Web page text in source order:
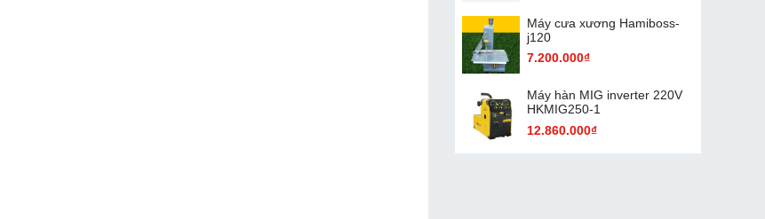
Máy cưa xương Hamiboss-
j120
7.200.000₫
Máy hàn MIG inverter 220V
HKMIG250-1
12.860.000₫